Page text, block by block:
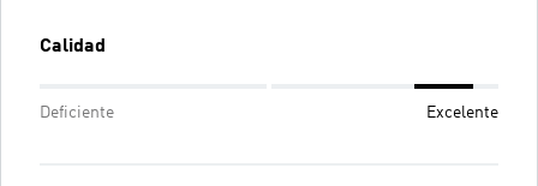
Calidad
Deficiente Excelente